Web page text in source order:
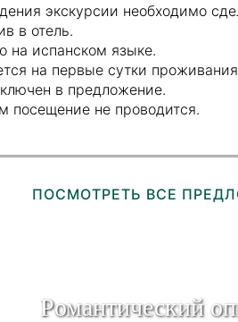
экскурсии необходимо
в отель.
на испанском языке.
на первые сутки
в предложение.
посещение не проводится.
ПОСМОТРЕТЬ ВСЕ
Pомантический